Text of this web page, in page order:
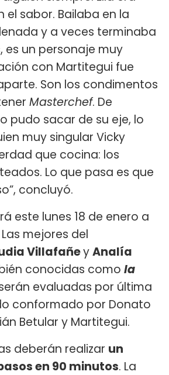
el sabor. Bailaba en la
y a veces terminaba
es un personaje muy
con Martitegui fue
Son los condimentos
Masterchef. De
pudo sacar de su eje, lo
muy singular Vicky
que cocina: los
Lo que pasa es que
concluyó.
este lunes 18 de enero a
mejores del
VillafañeyAnalía
conocidas como la
evaluadas por última
conformado por Donato
Betular y Martitegui.
deberán realizar un
en 90 minutos. La